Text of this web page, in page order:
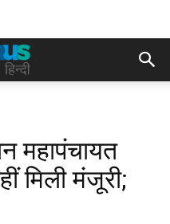
महापंचायत
मिली मंजूरी;